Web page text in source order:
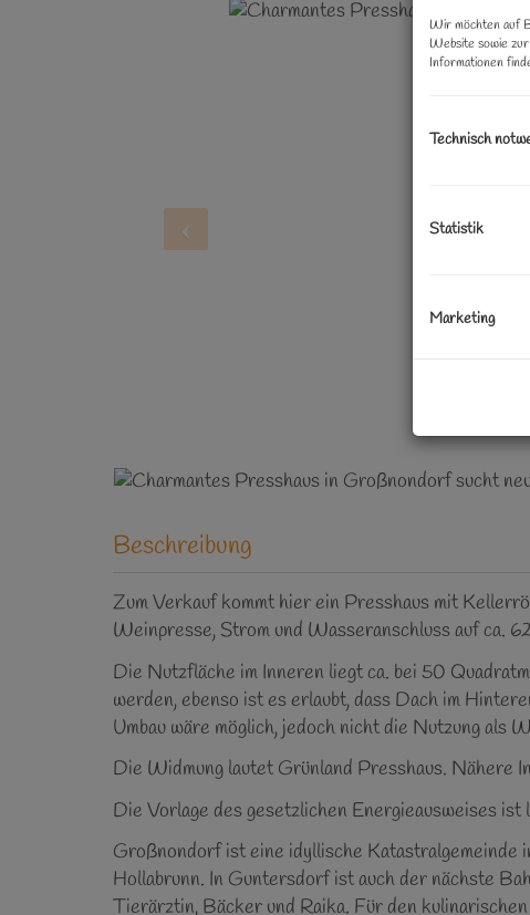
Beschreibung
Zum Verkauf kommt hier ein Presshaus mit
Weinpresse, Strom und Wasseranschluss auf ca.
Die Nutzfläche im Inneren liegt ca. bei 50
werden, ebenso ist es erlaubt, dass Dach im
Umbau wäre möglich, jedoch nicht die Nutzung als
Die Widmung lautet Grünland Presshaus. Nähere
Die Vorlage des gesetzlichen Energieausweises
Großnondorf ist eine idyllische
Hollabrunn. In Guntersdorf ist auch der nächste
Tierärztin, Bäcker und Raika. Für den
Wir möchten auf
Website sowie
Informationen
Technisch
Statistik
Marketing